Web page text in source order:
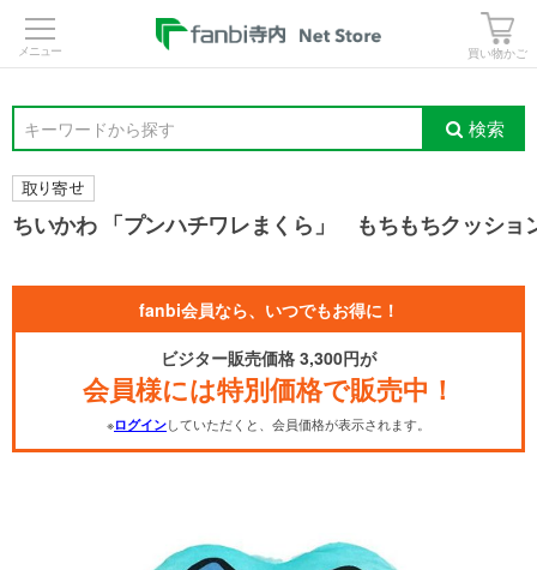
買い物かご
キーワードから探す 検索
ちいかわ 「プンハチワレまくら」 もちもちクッショ
fanbi会員なら、いつでもお得に！
ビジター販売価格 3,300円が
会員様には特別価格で販売中！
※ログインしていただくと、会員価格が表示されます。